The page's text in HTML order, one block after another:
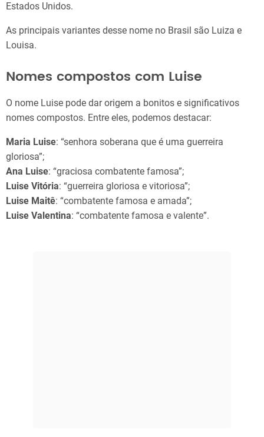
Estados Unidos.
As principais variantes desse nome no Brasil são Luiza e
Louisa.
Nomes compostos com Luise
O nome Luise pode dar origem a bonitos e significativos
nomes compostos. Entre eles, podemos destacar:
Maria Luise: “senhora soberana que é uma guerreira
gloriosa”;
Ana Luise: “graciosa combatente famosa”;
Luise Vitória: “guerreira gloriosa e vitoriosa”;
Luise Maitê: “combatente famosa e amada”;
Luise Valentina: “combatente famosa e valente”.